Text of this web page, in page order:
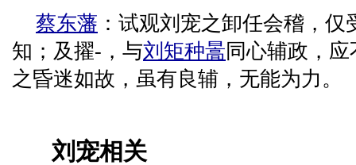
蔡东藩 ：试观刘宠之卸任会稽，
知；及擢-，与刘矩种暠同心辅政，
之昏迷如故，虽有良辅，无能为力。
刘宠相关